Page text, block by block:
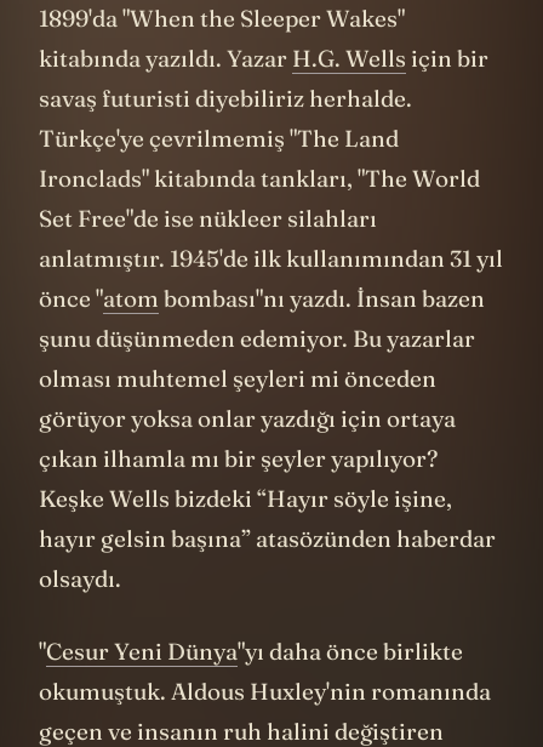
1899'da "When the Sleeper Wakes"
kitabında yazıldı. Yazar H.G. Wells için bir
savaş futuristi diyebiliriz herhalde.
Türkçe'ye çevrilmemiş "The Land
Ironclads" kitabında tankları, "The World
Set Free"de ise nükleer silahları
anlatmıştır. 1945'de ilk kullanımından 31 yıl
önce "atom bombası"nı yazdı. İnsan bazen
şunu düşünmeden edemiyor. Bu yazarlar
olması muhtemel şeyleri mi önceden
görüyor yoksa onlar yazdığı için ortaya
çıkan ilhamla mı bir şeyler yapılıyor?
Keşke Wells bizdeki “Hayır söyle işine,
hayır gelsin başına” atasözünden haberdar
olsaydı.
"Cesur Yeni Dünya"yı daha önce birlikte
okumuştuk. Aldous Huxley'nin romanında
geçen ve insanın ruh halini değiştiren